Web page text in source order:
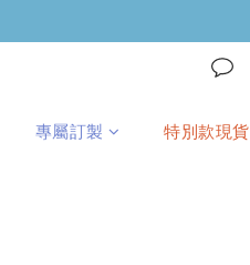
專屬訂製 特別款現貨